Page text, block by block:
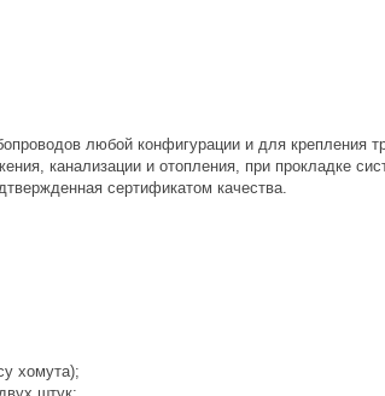
любой конфигурации и для крепления
канализации и отопления, при прокладке
сертификатом качества.
хомута);